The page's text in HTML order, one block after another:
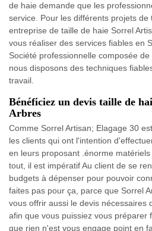
de haie demande que les
service. Pour les différents projets de
entreprise de taille de haie Sorrel
vous réaliser des services fiables en
Société professionnelle composée
nous disposons des techniques
travail.
Bénéficiez un devis taille de
Arbres
Comme Sorrel Artisan; Elagage 30
les clients qui ont l'intention
en leurs proposant .énorme
tout, il est impératif Au client de se
budgets à dépenser pour pouvoir
faites pas pour ça, parce que Sorrel
vous offrir aussi le devis nécessaires
afin que vous puissiez vous préparer
que rien n'est vous engage point en